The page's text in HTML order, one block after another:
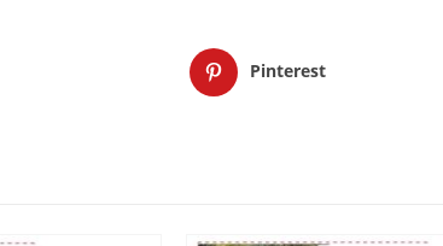
Pinterest